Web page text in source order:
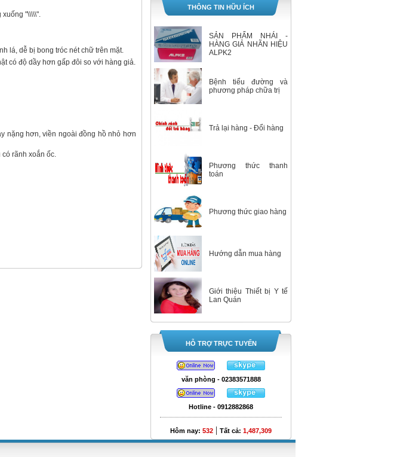
"\\\\\".
lá, dễ bị bong tróc nét chữ trên mặt.
có độ dầy hơn gấp đôi so với hàng giả.
nặng hơn, viền ngoài đồng hồ nhỏ hơn
rãnh xoắn ốc.
Bồn ngâm chân cao cấp HoMedics FB-650
Bồn ngâm chân con lăn kép tự động
Máy tạo oxy YUWELL 9F-3B
Máy tạo oxy YUWELL 9F-3AW
Máy hút dịch 1 bình Yuwell 7E-A
Instant
Máy tạo oxy 3 lít 7F-3E Yuwell
Máy tạo oxy 5 lít/ phút Yuwell 7F-5
Nhiệt Kế Ẩm Kế Tự Ghi Elitech RC-4HC
Giường đa chức năng 2 tay quay
XE LĂN ĐIỆN A95 AKIKO
TAY QUAY A85 AKIKO
GIƯỜNG BỆNH NHÂN ĐA CHỨC NĂNG 3
TAY QUAY A83 AKIKO
THÔNG TIN HỮU ÍCH
SẢN PHẨM NHÁI -
HÀNG GIẢ NHÃN HIỆU
ALPK2
Bệnh tiểu đường và
phương pháp chữa trị
Trả lại hàng - Đổi hàng
Phương thức thanh
toán
Phương thức giao hàng
Hướng dẫn mua hàng
Giới thiệu Thiết bị Y tế
Lan Quán
HỖ TRỢ TRỰC TUYẾN
văn phòng - 02383571888
Hotline - 0912882868
Hôm nay: 532 | Tất cả: 1,487,309